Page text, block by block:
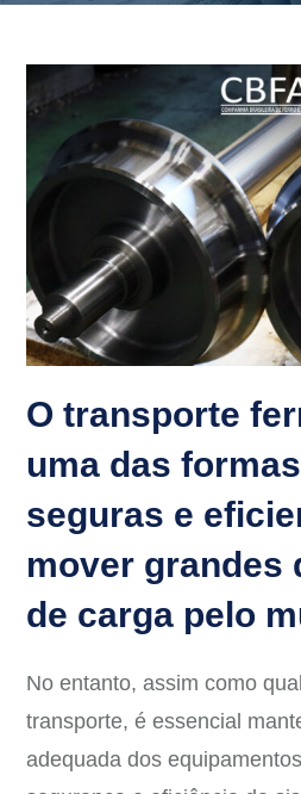
O transporte
uma das
seguras e
mover grandes
de carga pelo
No entanto, assim como
transporte, é essencial
adequada dos